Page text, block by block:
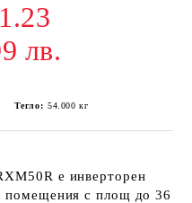
лв.
Тегло: 54.000 кг
е инверторен
помещения с площ до 36